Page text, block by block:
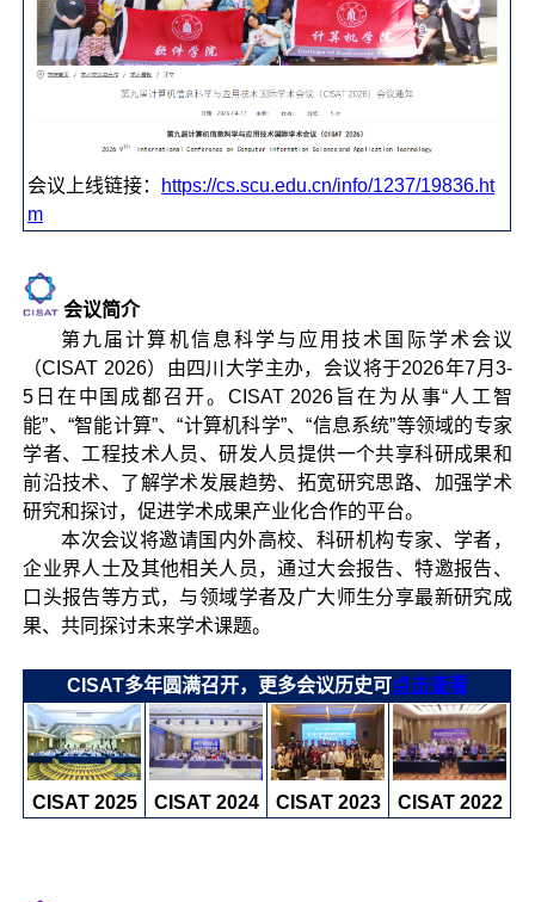
会议上线链接：
https://cs.scu.edu.cn/info/1237/19836.ht
m
会议简介
第九届计算机信息科学与应用技术国际学术会议
（CISAT 2026）由四川大学主办，会议将于2026年7月3-
5日在中国成都召开。CISAT 2026旨在为从事“人工智
能”、“智能计算”、“计算机科学”、“信息系统”等领域的专家
学者、工程技术人员、研发人员提供一个共享科研成果和
前沿技术、了解学术发展趋势、拓宽研究思路、加强学术
研究和探讨，促进学术成果产业化合作的平台。
本次会议将邀请国内外高校、科研机构专家、学者，
企业界人士及其他相关人员，通过大会报告、特邀报告、
口头报告等方式，与领域学者及广大师生分享最新研究成
果、共同探讨未来学术课题。
CISAT多年圆满召开，更多会议历史可点击查看
CISAT 2025 CISAT 2024 CISAT 2023 CISAT 2022